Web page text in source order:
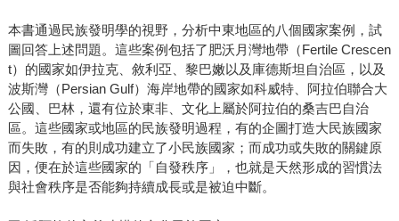
本書通過民族發明學的視野，分析中東地區的八個國家案例，試
圖回答上述問題。這些案例包括了肥沃月灣地帶（Fertile Crescen
t）的國家如伊拉克、敘利亞、黎巴嫩以及庫德斯坦自治區，以及
波斯灣（Persian Gulf）海岸地帶的國家如科威特、阿拉伯聯合大
公國、巴林，還有位於東非、文化上屬於阿拉伯的桑吉巴自治
區。這些國家或地區的民族發明過程，有的企圖打造大民族國家
而失敗，有的則成功建立了小民族國家；而成功或失敗的關鍵原
因，便在於這些國家的「自發秩序」，也就是天然形成的習慣法
與社會秩序是否能夠持續成長或是被迫中斷。